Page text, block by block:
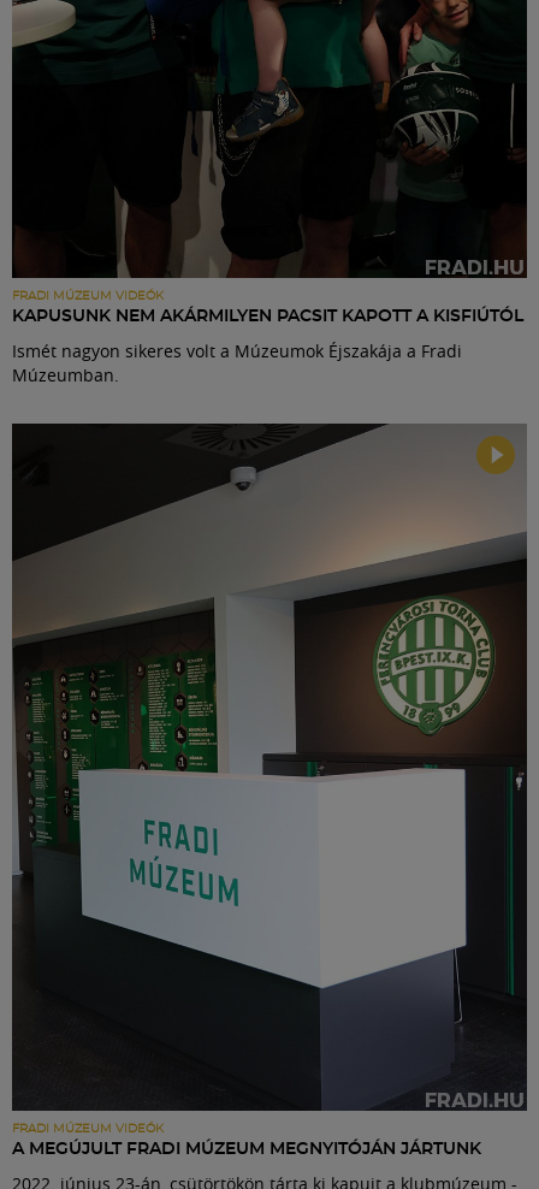
FRADI MÚZEUM VIDEÓK
KAPUSUNK NEM AKÁRMILYEN PACSIT KAPOTT A KISFIÚTÓL
Ismét nagyon sikeres volt a Múzeumok Éjszakája a Fradi
Múzeumban.
FRADI MÚZEUM VIDEÓK
A MEGÚJULT FRADI MÚZEUM MEGNYITÓJÁN JÁRTUNK
2022. június 23-án, csütörtökön tárta ki kapuit a klubmúzeum -